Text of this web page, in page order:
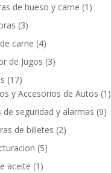
de hueso y carne (1)
(3)
carne (4)
de Jugos (3)
(17)
y Accesorios de Autos (1)
de seguridad y alarmas (9)
de billetes (2)
(5)
aceite (1)